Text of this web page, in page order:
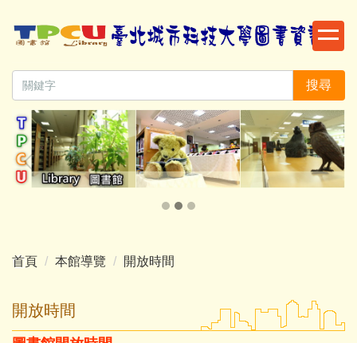
到
要
區
搜尋
首頁 本館導覽 開放時間
開放時間